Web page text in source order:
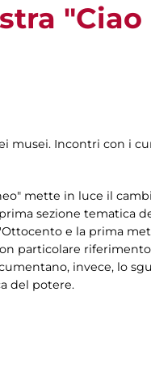
musei. Incontri con i
mette in luce il
sezione tematica
e la prima
particolare
invece, lo
del potere.